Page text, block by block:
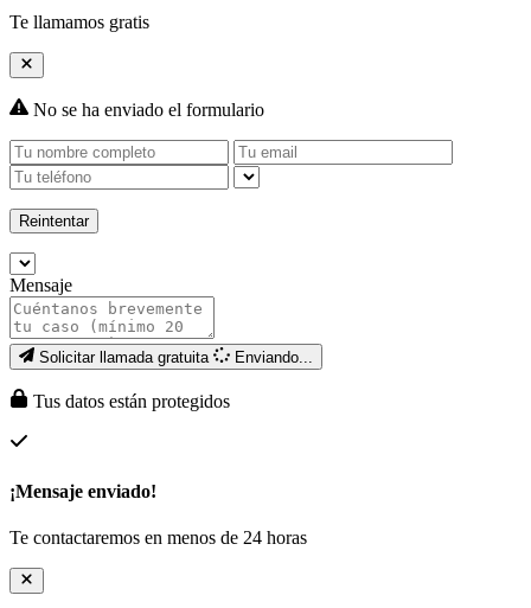
Te llamamos gratis
No se ha enviado el formulario
Reintentar
Mensaje
Solicitar llamada gratuita Enviando...
Tus datos están protegidos
¡Mensaje enviado!
Te contactaremos en menos de 24 horas